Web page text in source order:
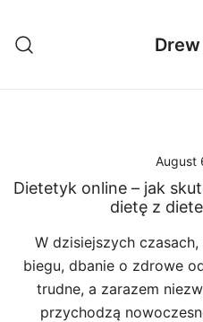
content
August
Dietetyk online – jak
dietę z
W dzisiejszych
biegu, dbanie o zdrowe
trudne, a zarazem
przychodzą